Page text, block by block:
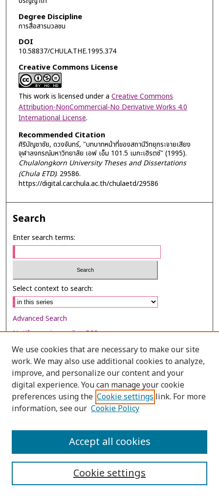
Degree Discipline
การสื่อสารมวลชน
DOI
10.58837/CHULA.THE.1995.374
Creative Commons License
This work is licensed under a Creative Commons
Attribution-NonCommercial-No Derivative Works 4.0
International License.
Recommended Citation
ศิริบัญชาชัย, ดวงจันทร์, "บทบาทหน้าที่ของสถานีวิทยุกระจายเสียง
จุฬาลงกรณ์มหาวิทยาลัย เอฟ เอ็ม 101.5 เมกะเฮิรตซ์" (1995).
Chulalongkorn University Theses and Dissertations
(Chula ETD). 29586.
https://digital.car.chula.ac.th/chulaetd/29586
Search
Enter search terms:
Select context to search:
Advanced Search
Notify me via email orRSS
Browse
Collections
Disciplines
Authors
We use cookies that are necessary to make our site
work. We may also use additional cookies to analyze,
improve, and personalize our content and your
digital experience. You can manage your cookie
preferences using the Cookie settings link. For more
information, see our Cookie Policy
Cookie settings
Accept all cookies